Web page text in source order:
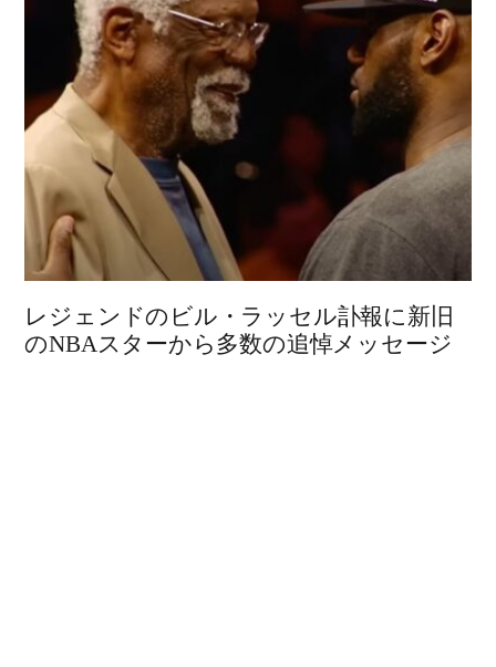
レジェンドのビル・ラッセル訃報に新旧
のNBAスターから多数の追悼メッセージ